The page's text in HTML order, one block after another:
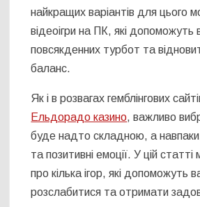
найкращих варіантів для цього
відеоігри на ПК, які допоможуть
повсякденних турбот та
баланс.
Як і в розвагах гемблінгових
Ельдорадо казино, важливо
буде надто складною, а
та позитивні емоції. У цій статті
про кілька ігор, які допоможуть
розслабитися та отримати